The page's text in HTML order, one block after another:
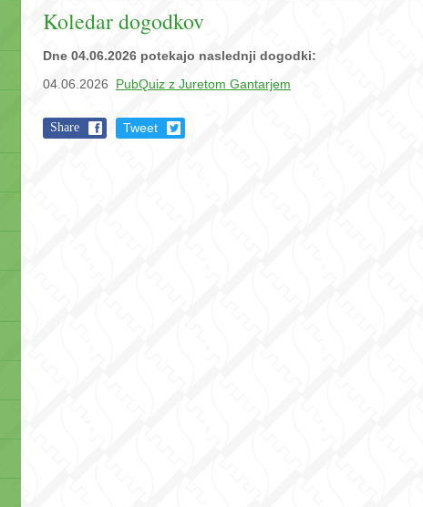
Koledar dogodkov
Dne 04.06.2026 potekajo naslednji dogodki:
04.06.2026
PubQuiz z Juretom Gantarjem
Share Tweet